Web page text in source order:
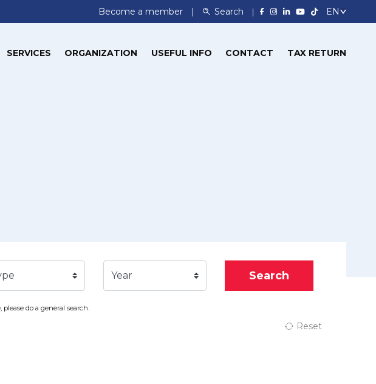
Become a member Search
SERVICES ORGANIZATION USEFUL INFO CONTACT TAX RETURN
Year Search
do a general search.
Reset